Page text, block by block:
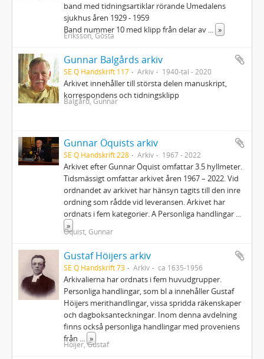
band med tidningsartiklar rörande Umedalens
sjukhus åren 1929 - 1959
Band nummer 10 med klipp från delar av ... »
Eriksson, Gösta
Gunnar Balgårds arkiv
SE Q Handskrift 117 Arkiv 1940-tal - 2020
Arkivet innehåller till största delen manuskript,
korrespondens och tidningsklipp
Balgård, Gunnar
Gunnar Öquists arkiv
SE Q Handskrift 228 Arkiv 1967 - 2022
Arkivet efter Gunnar Öquist omfattar 3.5 hyllmeter.
Tidsmässigt omfattar arkivet åren 1967 – 2022. Vid
ordnandet av arkivet har hänsyn tagits till den inre
ordning som rådde vid leveransen. Arkivet har
ordnats i fem kategorier. A Personliga handlingar ...
»
Öquist, Gunnar
Gustaf Höijers arkiv
SE Q Handskrift 73 Arkiv ca 1635-1956
Arkivalierna har ordnats i fem huvudgrupper.
Personliga handlingar, som bl a innehåller Gustaf
Höijers merithandlingar, vissa spridda räkenskaper
och dagboksanteckningar. Inom denna avdelning
finns också personliga handlingar med proveniens
från ... »
Höijer, Gustaf